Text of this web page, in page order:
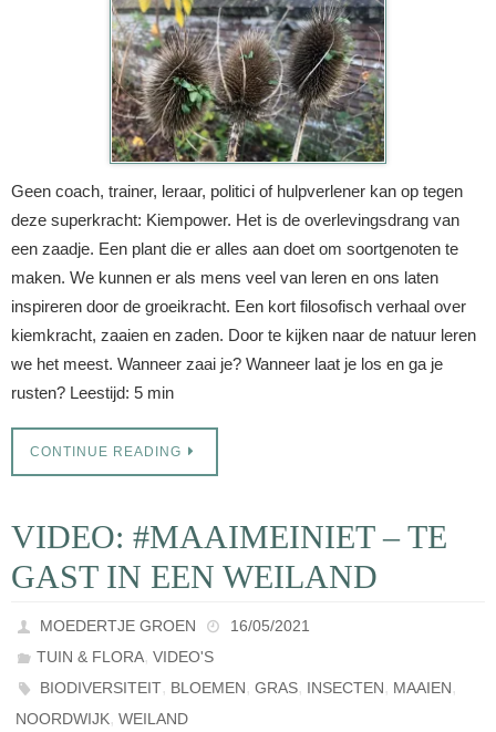
Geen coach, trainer, leraar, politici of hulpverlener kan op tegen
deze superkracht: Kiempower. Het is de overlevingsdrang van
een zaadje. Een plant die er alles aan doet om soortgenoten te
maken. We kunnen er als mens veel van leren en ons laten
inspireren door de groeikracht. Een kort filosofisch verhaal over
kiemkracht, zaaien en zaden. Door te kijken naar de natuur leren
we het meest. Wanneer zaai je? Wanneer laat je los en ga je
rusten? Leestijd: 5 min
CONTINUE READING
VIDEO: #MAAIMEINIET – TE
GAST IN EEN WEILAND
MOEDERTJE GROEN
16/05/2021
TUIN & FLORA,VIDEO'S
BIODIVERSITEIT, BLOEMEN,GRAS, INSECTEN, MAAIEN,
NOORDWIJK, WEILAND